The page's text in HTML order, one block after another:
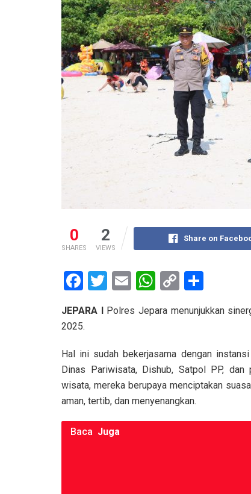
0
SHARES
2
VIEWS
Share on
F
ce
o
o
k
T
tt
E
ail
W
at
A
p
p
C
py
n
k
ar
JEPARA IPolres Jepara menunjukkan
2025.
Hal ini sudah bekerjasama dengan
Dinas Pariwisata, Dishub, Satpol PP, dan
wisata, mereka berupaya menciptakan
aman, tertib, dan menyenangkan.
Baca Juga